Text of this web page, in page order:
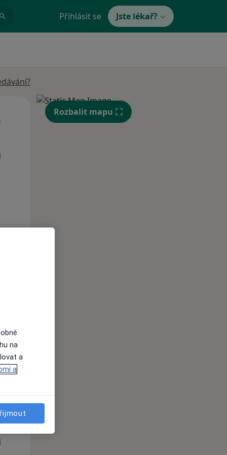
Přihlásit se Jste lékař?
St Čt
13 Srpen
11 Srpen
Rozbalit mapu
na
a
a